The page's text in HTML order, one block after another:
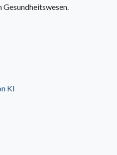
Gesundheitswesen.
KI